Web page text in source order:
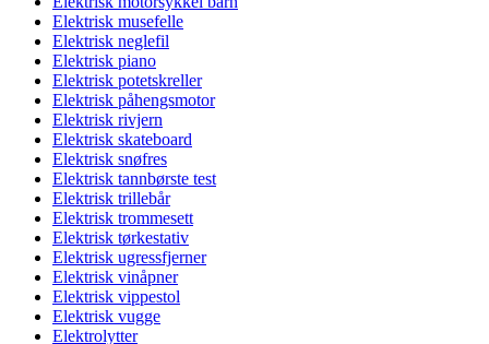
Elektrisk musefelle
Elektrisk neglefil
Elektrisk piano
Elektrisk potetskreller
Elektrisk påhengsmotor
Elektrisk rivjern
Elektrisk skateboard
Elektrisk snøfres
Elektrisk tannbørste test
Elektrisk trillebår
Elektrisk trommesett
Elektrisk tørkestativ
Elektrisk ugressfjerner
Elektrisk vinåpner
Elektrisk vippestol
Elektrisk vugge
Elektrolytter